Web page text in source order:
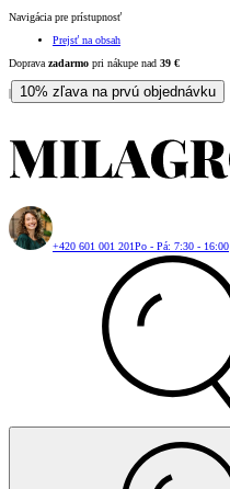
Navigácia pre prístupnosť
Prejsť na obsah
Doprava zadarmo pri nákupe nad 39 €
| 10% zľava na prvú objednávku
+420 601 001 201Po - Pá: 7:30 - 16:00